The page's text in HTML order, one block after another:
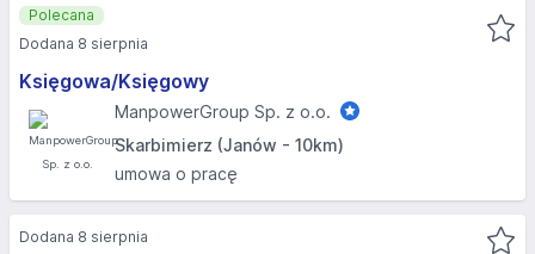
Księgowa/Księgowy
ManpowerGroup Sp. z o.o.
Skarbimierz (Janów - 10km)
umowa o pracę
Polecana
Dodana 8 sierpnia
Dodana 8 sierpnia